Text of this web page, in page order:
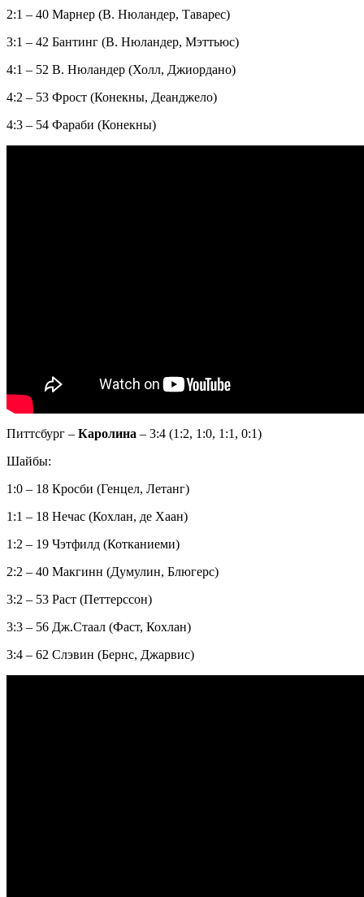
2:1 – 40 Марнер (В. Нюландер, Таварес)
3:1 – 42 Бантинг (В. Нюландер, Мэттьюс)
4:1 – 52 В. Нюландер (Холл, Джиордано)
4:2 – 53 Фрост (Конекны, Деанджело)
4:3 – 54 Фараби (Конекны)
Питтсбург – Каролина – 3:4 (1:2, 1:0, 1:1, 0:1)
Шайбы:
1:0 – 18 Кросби (Генцел, Летанг)
1:1 – 18 Нечас (Кохлан, де Хаан)
1:2 – 19 Чэтфилд (Котканиеми)
2:2 – 40 Макгинн (Думулин, Блюгерс)
3:2 – 53 Раст (Петтерссон)
3:3 – 56 Дж.Стаал (Фаст, Кохлан)
3:4 – 62 Слэвин (Бернс, Джарвис)